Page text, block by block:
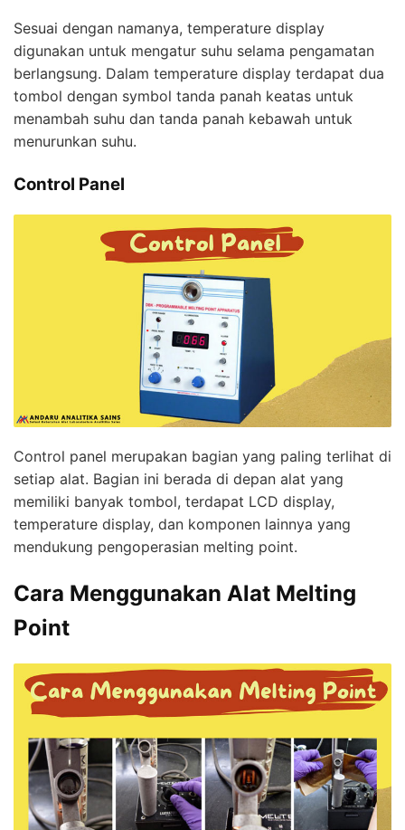
Sesuai dengan namanya, temperature display
digunakan untuk mengatur suhu selama pengamatan
berlangsung. Dalam temperature display terdapat dua
tombol dengan symbol tanda panah keatas untuk
menambah suhu dan tanda panah kebawah untuk
menurunkan suhu.
Control Panel
Control panel merupakan bagian yang paling terlihat di
setiap alat. Bagian ini berada di depan alat yang
memiliki banyak tombol, terdapat LCD display,
temperature display, dan komponen lainnya yang
mendukung pengoperasian melting point.
Cara Menggunakan Alat Melting
Point